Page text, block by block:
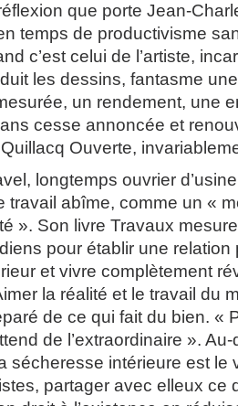
que porte Jean-
temps de productivisme
c’est celui de l’artiste,
les dessins, fantasme
un rendement, une
cesse annoncée et
Ouverte,
longtemps ouvrier
travail abîme, comme un «
». Son livre Travaux
pour établir une relation
et vivre complètement
la réalité et le travail du
de ce qui fait du bien. «
de l’extraordinaire ».
sécheresse intérieure est le
partager avec elleux ce